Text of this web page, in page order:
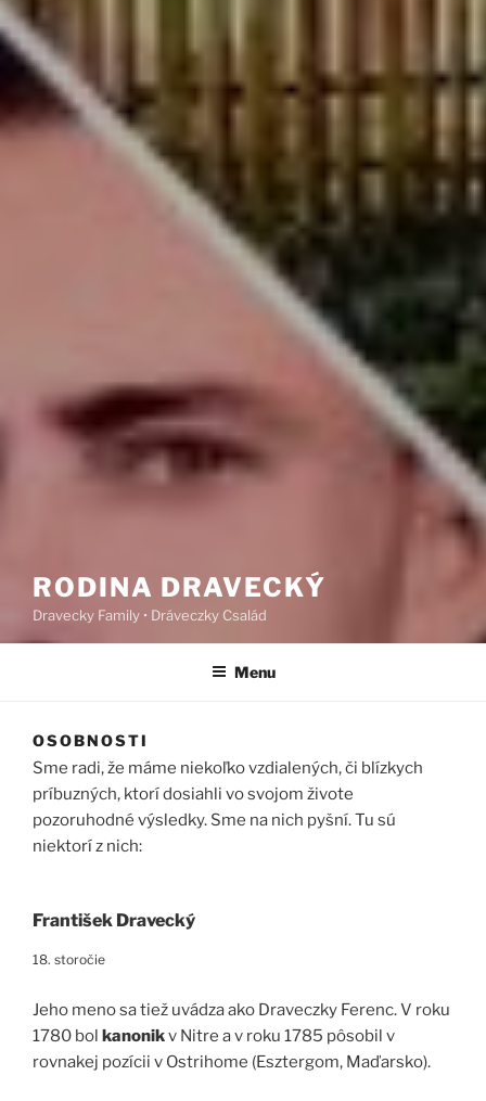
RODINA DRAVECKÝ
Dravecky Family • Dráveczky Család
Menu
OSOBNOSTI
Sme radi, že máme niekoľko vzdialených, či blízkych
príbuzných, ktorí dosiahli vo svojom živote
pozoruhodné výsledky. Sme na nich pyšní. Tu sú
niektorí z nich:
František Dravecký
18. storočie
Jeho meno sa tiež uvádza ako Draveczky Ferenc. V roku
1780 bol kanonikv Nitre a v roku 1785 pôsobil v
rovnakej pozícii v Ostrihome (Esztergom, Maďarsko).